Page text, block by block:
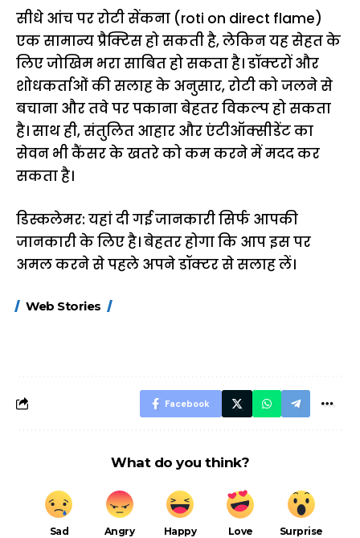
सीधे आंच पर रोटी सेंकना (roti on direct flame)
एक सामान्य प्रैक्टिस हो सकती है, लेकिन यह सेहत के
लिए जोखिम भरा साबित हो सकता है। डॉक्टरों और
शोधकर्ताओं की सलाह के अनुसार, रोटी को जलने से
बचाना और तवे पर पकाना बेहतर विकल्प हो सकता
है। साथ ही, संतुलित आहार और एंटीऑक्सीडेंट का
सेवन भी कैंसर के खतरे को कम करने में मदद कर
सकता है।
डिस्कलेमर: यहां दी गई जानकारी सिर्फ आपकी
जानकारी के लिए है। बेहतर होगा कि आप इस पर
अमल करने से पहले अपने डॉक्टर से सलाह लें।
Web Stories
FASTag के ये नए
Facebook
What do you think?
Sad Angry Happy Love Surprise